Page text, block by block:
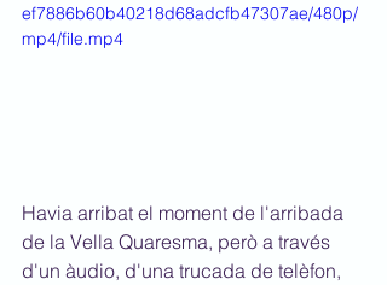
ef7886b60b40218d68adcfb47307ae/480p/
mp4/file.mp4
Havia arribat el moment de l'arribada
de la Vella Quaresma, però a través
d'un àudio, d'una trucada de telèfon,